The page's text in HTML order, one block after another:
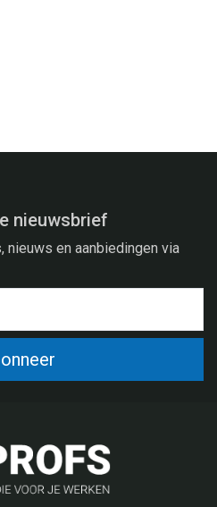
nieuwsbrief
nieuws en aanbiedingen via